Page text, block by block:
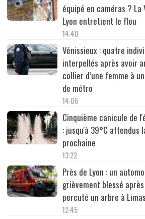
équipé en caméras ? La
Lyon entretient le flou
14:40
Vénissieux : quatre
interpellés après avoir
collier d’une femme à
de métro
14:06
Cinquième canicule de
: jusqu'à 39°C attendus
prochaine
13:22
Près de Lyon : un
grièvement blessé
percuté un arbre à Limas
12:45